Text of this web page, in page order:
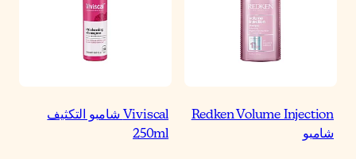
Redken Volume Injection
شامبو
Viviscal شامبو التكثيف
250ml